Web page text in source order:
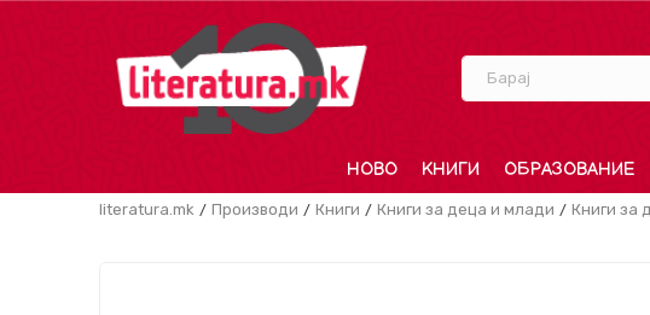
Барај
НОВО КНИГИ ОБРАЗОВАНИЕ
literatura.mk Производи Книги Книги за деца и млади Книги за